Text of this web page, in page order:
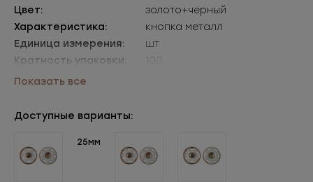
Цвет:
золото+черный
Характеристика:
кнопка металл
Единица измерения:
шт
Кратность упаковки:
100
Упаковки:
Показать все
Доступные варианты:
25мм